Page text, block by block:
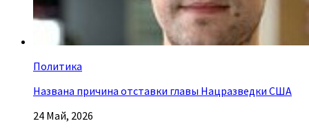
Политика
Названа причина отставки главы Нацразведки США
24 Май, 2026